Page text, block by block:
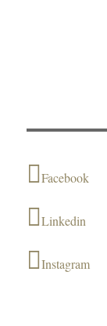
Facebook
Linkedin
Instagram